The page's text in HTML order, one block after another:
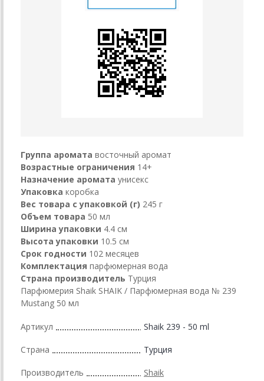
Группа аромата восточный аромат
Возрастные ограничения 14+
Назначение аромата унисекс
Упаковка коробка
Вес товара с упаковкой (г) 245 г
Объем товара 50 мл
Ширина упаковки 4.4 см
Высота упаковки 10.5 см
Срок годности 102 месяцев
Комплектация парфюмерная вода
Страна производитель Турция
Парфюмерия Shaik SHAIK / Парфюмерная вода № 239
Mustang 50 мл
Артикул Shaik 239 - 50 ml
Страна Турция
Производитель Shaik